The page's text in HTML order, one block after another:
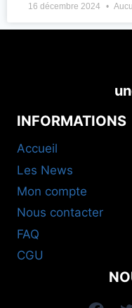
16 décembre 2024
INFORMATIONS
Accueil
Les News
Mon compte
Nous contacter
FAQ
CGU